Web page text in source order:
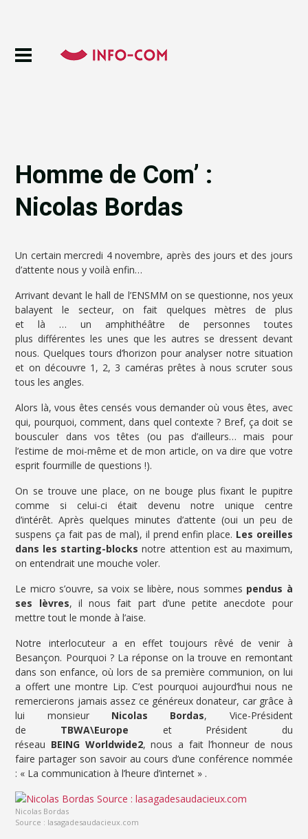
Homme de Com’ :
Nicolas Bordas
Un certain mercredi 4 novembre, après des jours et des jours
d’attente nous y voilà enfin…
Arrivant devant le hall de l’ENSMM on se questionne, nos yeux
balayent le secteur, on fait quelques mètres de plus
et là … un amphithéâtre de personnes toutes
plus différentes les unes que les autres se dressent devant
nous. Quelques tours d’horizon pour analyser notre situation
et on découvre 1, 2, 3 caméras prêtes à nous scruter sous
tous les angles.
Alors là, vous êtes censés vous demander où vous êtes, avec
qui, pourquoi, comment, dans quel contexte ? Bref, ça doit se
bousculer dans vos têtes (ou pas d’ailleurs… mais pour
l’estime de moi-même et de mon article, on va dire que votre
esprit fourmille de questions !).
On se trouve une place, on ne bouge plus fixant le pupitre
comme si celui-ci était devenu notre unique centre
d’intérêt. Après quelques minutes d’attente (oui un peu de
suspens ça fait pas de mal), il prend enfin place. Les oreilles
dans les starting-blocksnotre attention est au maximum,
on entendrait une mouche voler.
Le micro s’ouvre, sa voix se libère, nous sommes pendus à
ses lèvres, il nous fait part d’une petite anecdote pour
mettre tout le monde à l’aise.
Notre interlocuteur a en effet toujours rêvé de venir à
Besançon. Pourquoi ? La réponse on la trouve en remontant
dans son enfance, où lors de sa première communion, on lui
a offert une montre Lip. C’est pourquoi aujourd’hui nous ne
remercierons jamais assez ce généreux donateur, car grâce à
lui monsieur Nicolas Bordas, Vice-Président
de TBWA\Europe et Président du
réseau BEING Worldwide2, nous a fait l’honneur de nous
faire partager son savoir au cours d’une conférence nommée
: « La communication à l’heure d’internet » .
Nicolas Bordas
Source : lasagadesaudacieux.com